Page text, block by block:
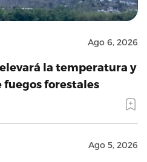
Ago 6, 2026
la temperatura y
fuegos forestales
Ago 5, 2026